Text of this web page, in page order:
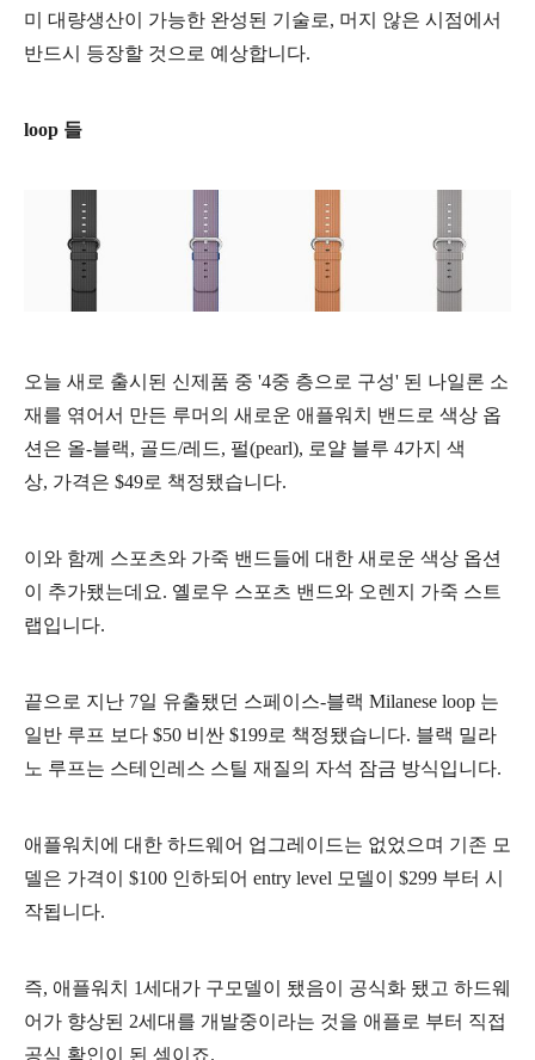
미 대량생산이 가능한 완성된 기술로, 머지 않은 시점에서
반드시 등장할 것으로 예상합니다.
loop 들
오늘 새로 출시된 신제품 중 '4중 층으로 구성' 된 나일론 소
재를 엮어서 만든 루머의 새로운 애플워치 밴드로 색상 옵
션은 올-블랙, 골드/레드, 펄(pearl), 로얄 블루 4가지 색
상, 가격은 $49로 책정됐습니다.
이와 함께 스포츠와 가죽 밴드들에 대한 새로운 색상 옵션
이 추가됐는데요. 옐로우 스포츠 밴드와 오렌지 가죽 스트
랩입니다.
끝으로 지난 7일 유출됐던 스페이스-블랙 Milanese loop 는
일반 루프 보다 $50 비싼 $199로 책정됐습니다. 블랙 밀라
노 루프는 스테인레스 스틸 재질의 자석 잠금 방식입니다.
애플워치에 대한 하드웨어 업그레이드는 없었으며 기존 모
델은 가격이 $100 인하되어 entry level 모델이 $299 부터 시
작됩니다.
즉, 애플워치 1세대가 구모델이 됐음이 공식화 됐고 하드웨
어가 향상된 2세대를 개발중이라는 것을 애플로 부터 직접
공식 확인이 된 셈이죠.